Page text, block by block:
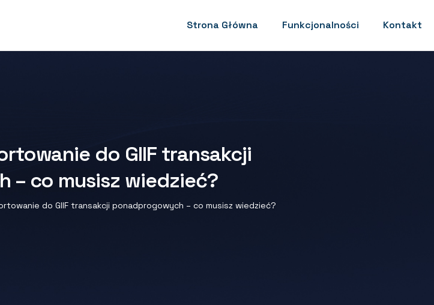
Strona Główna Funkcjonalności Kontakt
do GIIF transakcji
– co musisz wiedzieć?
do GIIF transakcji ponadprogowych – co musisz wiedzieć?